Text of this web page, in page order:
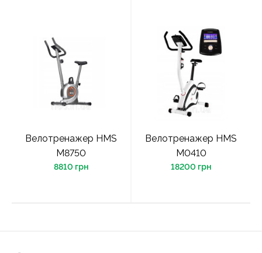
Велотренажер HMS
M8750
8810 грн
Велотренажер HMS
M0410
18200 грн